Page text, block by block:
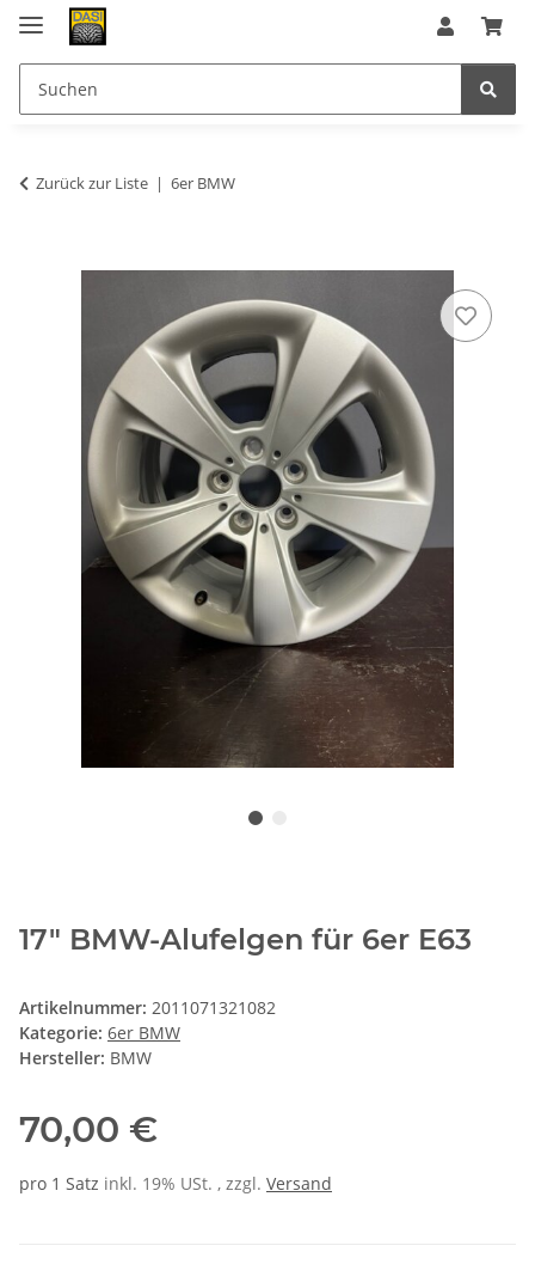
Zurück zur Liste 6er BMW
17" BMW-Alufelgen für 6er E63
Artikelnummer: 2011071321082
Kategorie: 6er BMW
Hersteller: BMW
70,00 €
pro 1 Satz inkl. 19% USt. , zzgl. Versand